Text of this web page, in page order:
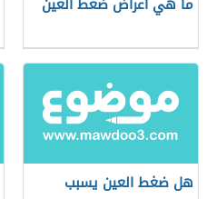
هل ضغط العين يسبب